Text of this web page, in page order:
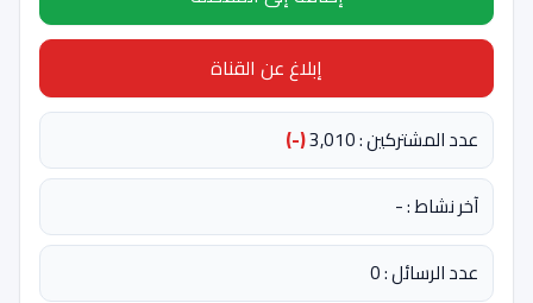
إبلاغ عن القناة
عدد المشتركين : 3,010
(-)
آخر نشاط : -
عدد الرسائل : 0